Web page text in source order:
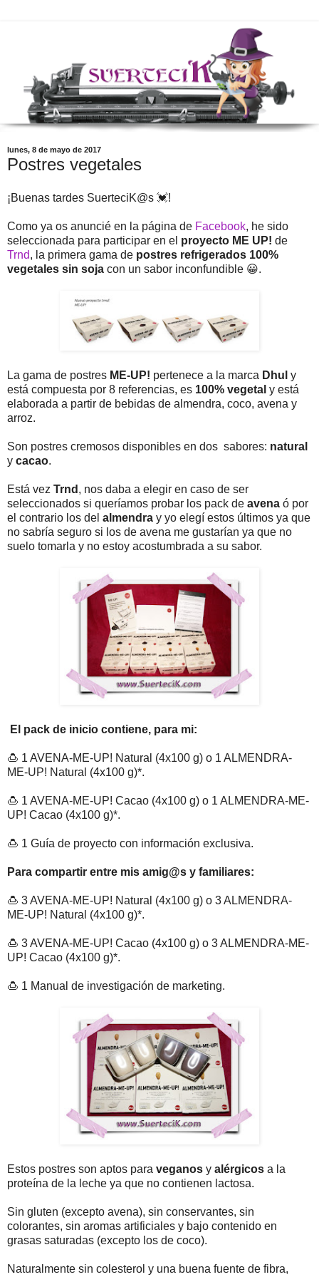
lunes, 8 de mayo de 2017
Postres vegetales
¡Buenas tardes SuerteciK@s 💓!
Como ya os anuncié en la página de Facebook, he sido
seleccionada para participar en el proyecto ME UP! de
Trnd, la primera gama de postres refrigerados 100%
vegetales sin soja con un sabor inconfundible 😀.
La gama de postres ME-UP! pertenece a la marca Dhul y
está compuesta por 8 referencias, es 100% vegetal y está
elaborada a partir de bebidas de almendra, coco, avena y
arroz.
Son postres cremosos disponibles en dos sabores: natural
y cacao.
Está vez Trnd , nos daba a elegir en caso de ser
seleccionados si queríamos probar los pack de avena ó por
el contrario los del almendra y yo elegí estos últimos ya que
no sabría seguro si los de avena me gustarían ya que no
suelo tomarla y no estoy acostumbrada a su sabor.
El pack de inicio contiene, para mi:
🍮 1 AVENA-ME-UP! Natural (4x100 g) o 1 ALMENDRA-
ME-UP! Natural (4x100 g)*.
🍮 1 AVENA-ME-UP! Cacao (4x100 g) o 1 ALMENDRA-ME-
UP! Cacao (4x100 g)*.
🍮 1 Guía de proyecto con información exclusiva.
Para compartir entre mis amig@s y familiares:
🍮 3 AVENA-ME-UP! Natural (4x100 g) o 3 ALMENDRA-
ME-UP! Natural (4x100 g)*.
🍮 3 AVENA-ME-UP! Cacao (4x100 g) o 3 ALMENDRA-ME-
UP! Cacao (4x100 g)*.
🍮 1 Manual de investigación de marketing.
Estos postres son aptos para veganos y alérgicos a la
proteína de la leche ya que no contienen lactosa.
Sin gluten (excepto avena), sin conservantes, sin
colorantes, sin aromas artificiales y bajo contenido en
grasas saturadas (excepto los de coco).
Naturalmente sin colesterol y una buena fuente de fibra,